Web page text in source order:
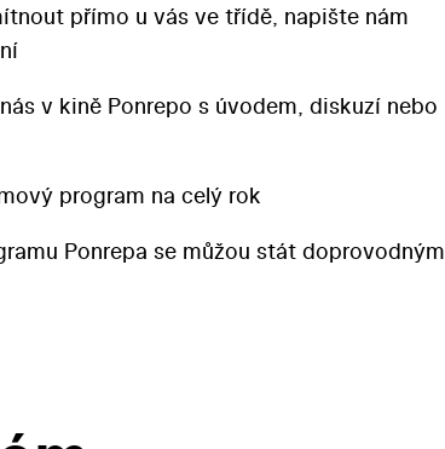
přímo u vás ve třídě, napište nám
v kině Ponrepo s úvodem, diskuzí nebo
program na celý rok
Ponrepa se můžou stát doprovodným